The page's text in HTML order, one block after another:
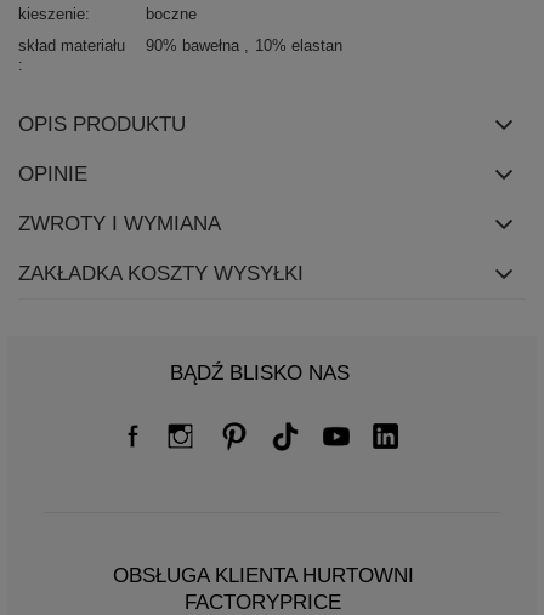
kieszenie
boczne
skład materiału
90% bawełna 10% elastan
OPIS PRODUKTU
OPINIE
ZWROTY I WYMIANA
ZAKŁADKA KOSZTY WYSYŁKI
BĄDŹ BLISKO NAS
OBSŁUGA KLIENTA HURTOWNI
FACTORYPRICE